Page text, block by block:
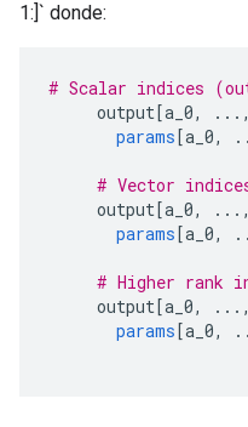
1:]` donde:
# Scalar indices
output[a_0, ...,
params[a_0,
# Vector
output[a_0, ...,
params[a_0,
# Higher rank
output[a_0, ...,
params[a_0,